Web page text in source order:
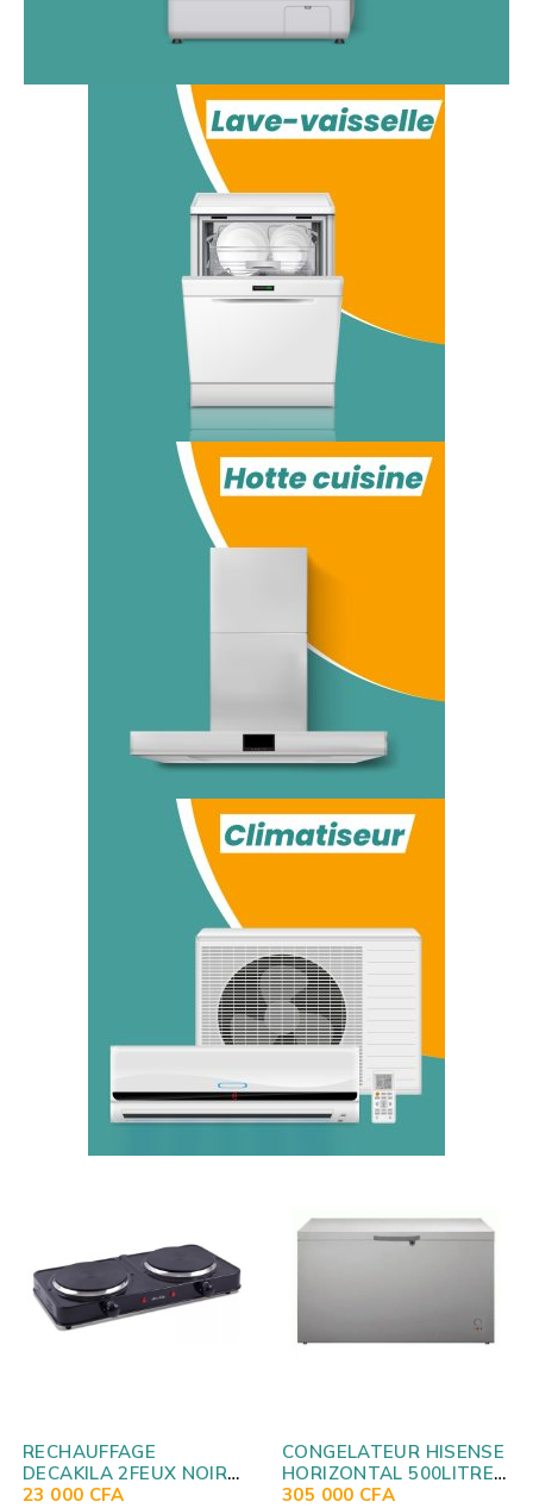
RECHAUFFAGE
DECAKILA 2FEUX NOIR
KECC005B
23 000 CFA
CONGELATEUR HISENSE
HORIZONTAL 500LITRES
GRIS FC55DD4SA
305 000 CFA